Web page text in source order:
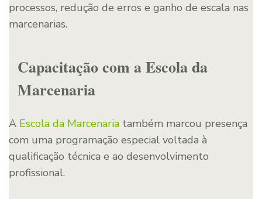
processos, redução de erros e ganho de escala nas
marcenarias.
Capacitação com a Escola da
Marcenaria
A Escola da Marcenaria também marcou presença
com uma programação especial voltada à
qualificação técnica e ao desenvolvimento
profissional.